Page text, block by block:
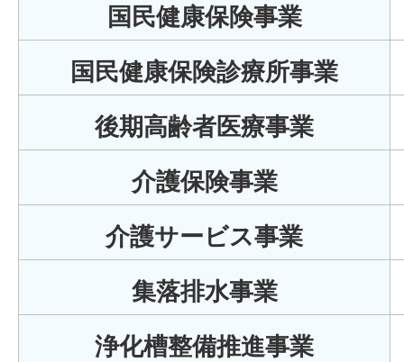
国民健康保険事業
国民健康保険診療所事業
後期高齢者医療事業
介護保険事業
介護サービス事業
集落排水事業
浄化槽整備推進事業